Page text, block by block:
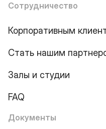
Сотрудничество
Корпоративным
Стать нашим
Залы и студии
FAQ
Документы